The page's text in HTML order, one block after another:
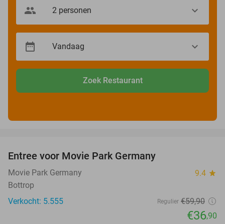
Zoek Restaurant
Entree voor Movie Park Germany
Movie Park Germany 9.4 star
Bottrop
Verkocht: 5.555
Regulier €59,90
€36,90